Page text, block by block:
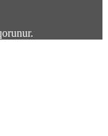
Pakistan